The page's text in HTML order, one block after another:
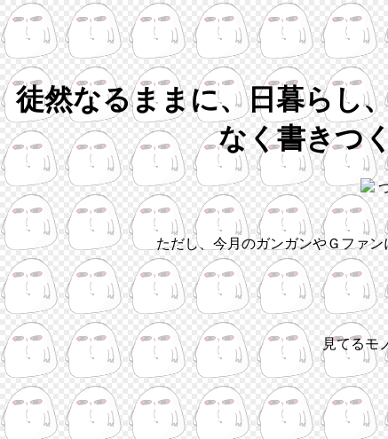
徒然なるままに、日暮らし
なく書きつ
ただし、今月のガンガンやＧファン
見てるモ